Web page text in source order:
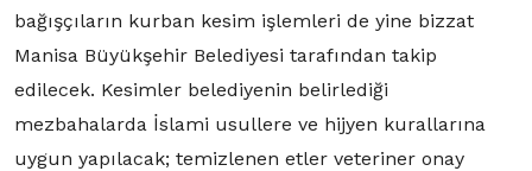
bağışçıların kurban kesim işlemleri de yine bizzat
Manisa Büyükşehir Belediyesi tarafından takip
edilecek. Kesimler belediyenin belirlediği
mezbahalarda İslami usullere ve hijyen kurallarına
uygun yapılacak; temizlenen etler veteriner onay